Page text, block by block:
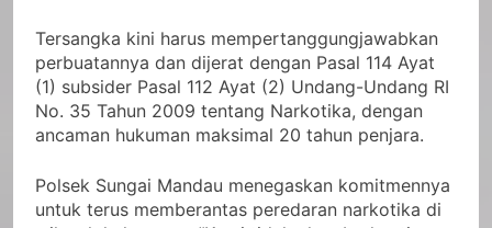
Tersangka kini harus mempertanggungjawabkan
perbuatannya dan dijerat dengan Pasal 114 Ayat
(1) subsider Pasal 112 Ayat (2) Undang-Undang RI
No. 35 Tahun 2009 tentang Narkotika, dengan
ancaman hukuman maksimal 20 tahun penjara.
Polsek Sungai Mandau menegaskan komitmennya
untuk terus memberantas peredaran narkotika di